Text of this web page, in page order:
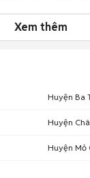
Xem thêm
Huyện Ba
Huyện
Huyện Mỏ